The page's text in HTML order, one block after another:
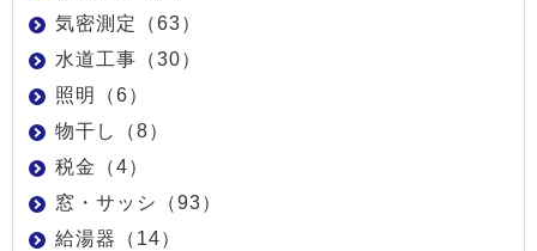
気密測定（63）
水道工事（30）
照明（6）
物干し（8）
税金（4）
窓・サッシ（93）
給湯器（14）